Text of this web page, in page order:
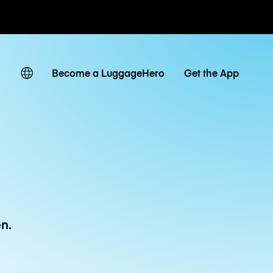
Become a LuggageHero Get the App